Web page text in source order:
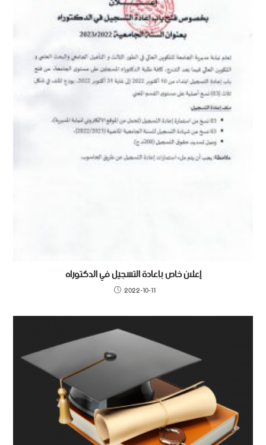
إعلان خاص بإعادة التسجيل في الدكتوراه
2022-10-11